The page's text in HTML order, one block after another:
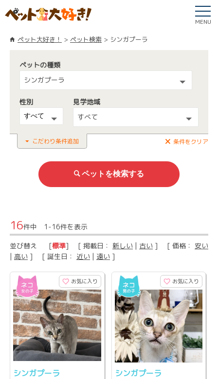
MENU
ペット大好き！ ペット検索 シンガプーラ
ペットの種類
シンガプーラ
性別
見学地域
すべて
こだわり条件追加 条件をクリア
16件中 1-16件を表示
並び替え [標準] [ 掲載日： 新しい | 古い ] [ 価格： 安い
| 高い ] [ 誕生日： 近い | 遠い ]
お気に入り
シンガプーラ
お気に入り
シンガプーラ